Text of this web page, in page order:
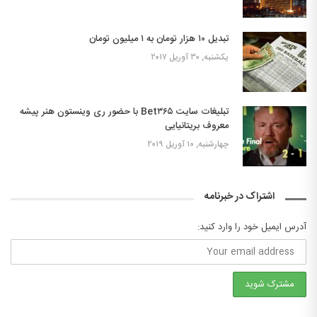
تبدیل ۱۰ هزار تومان به ۱ میلیون تومان
یکشنبه, ۳۰ آوریل ۲۰۱۷
تبلیغات سایت Bet۳۶۵ با حضور ری وینستون هنر پیشه
معروف بریتانیایی
چهارشنبه, ۱۰ آوریل ۲۰۱۹
اشتراک در خبرنامه
آدرس ایمیل خود را وارد کنید: